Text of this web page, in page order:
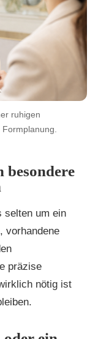
ruhigen
besondere
selten um ein
vorhandene
präzise
nötig ist